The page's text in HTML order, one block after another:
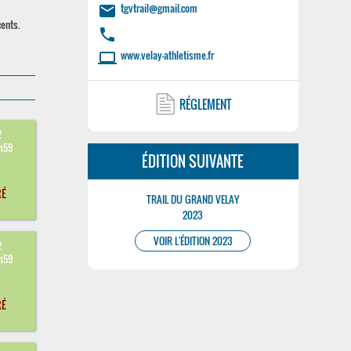
email tgvtrail@gmail.com
phone
laptop www.velay-athletisme.fr
RÉGLEMENT
ÉDITION SUIVANTE
TRAIL DU GRAND VELAY
2023
VOIR L'ÉDITION 2023